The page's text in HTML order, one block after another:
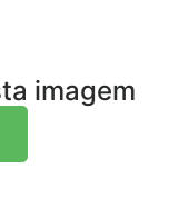
imagem